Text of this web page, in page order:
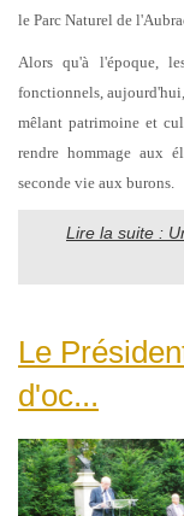
le Parc Naturel de
Alors qu'à l'époque,
fonctionnels,
mêlant patrimoine et
rendre hommage aux
seconde vie aux burons.
Lire la suite :
Le
d'oc...